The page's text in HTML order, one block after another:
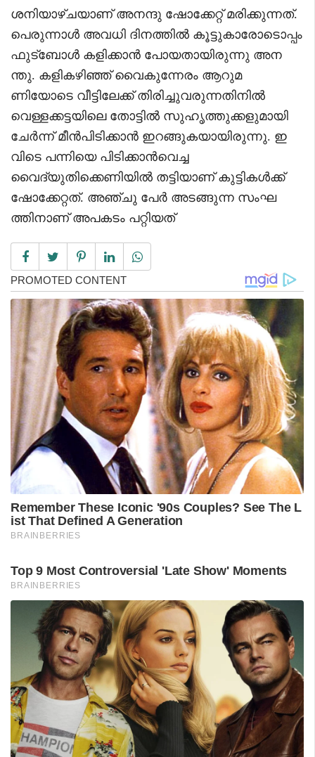
ശനിയാഴ്ചയാണ് അനന്ദു ഷോക്കേറ്റ് മരിക്കുന്നത്.
പെരുന്നാൾ അവധി ദിനത്തിൽ കൂട്ടുകാരോടൊപ്പം
ഫുട്‌ബോൾ കളിക്കാൻ പോയതായിരുന്നു അന
ന്തു. കളികഴിഞ്ഞ് വൈകുന്നേരം ആറുമ
ണിയോടെ വീട്ടിലേക്ക് തിരിച്ചുവരുന്നതിനിൽ
വെള്ളക്കട്ടയിലെ തോട്ടിൽ സുഹൃത്തുക്കളുമായി
ചേർന്ന് മീൻപിടിക്കാൻ ഇറങ്ങുകയായിരുന്നു. ഇ
വിടെ പന്നിയെ പിടിക്കാൻവെച്ച
വൈദ്യുതിക്കെണിയിൽ തട്ടിയാണ് കുട്ടികൾക്ക്
ഷോക്കേറ്റത്. അഞ്ചു പേർ അടങ്ങുന്ന സംഘ
ത്തിനാണ് അപകടം പറ്റിയത്